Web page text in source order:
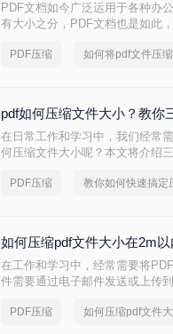
PDF文档如今广泛运用于各种办
有大小之分，PDF文档也是如此
要的大小。
PDF压缩
pdf如何压缩文件大小？教你
在日常工作和学习中，我们经常
何压缩文件大小呢？本文将介绍
PDF压缩
如何压缩pdf文件大小在2m
在工作和学习中，经常需要将
件需要通过电子邮件发送或上传
求选择最合适的方式。
PDF压缩